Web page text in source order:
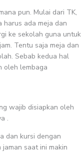
pun. Mulai dari TK,
harus ada meja dan
ke sekolah guna untuk
Tentu saja meja dan
Sebab kedua hal
oleh lembaga
wajib disiapkan oleh
.
dan kursi dengan
saat ini makin